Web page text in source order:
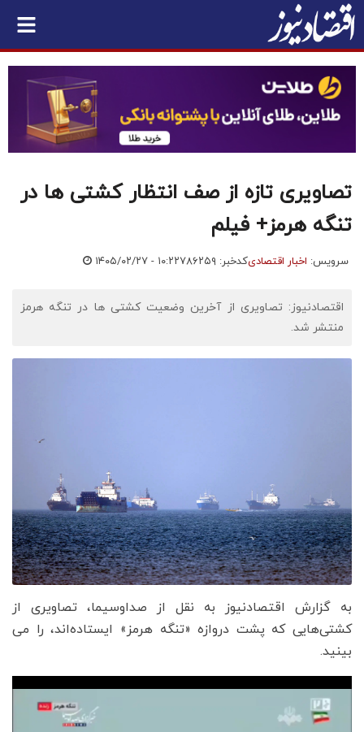
تصاویری تازه از صف انتظار کشتی ها در
تنگه هرمز+ فیلم
سرویس: اخبار اقتصادیکدخبر: ۷۸۶۲۵۹ ۱۴۰۵/۰۲/۲۷ - ۱۰:۲۲
اقتصادنیوز: تصاویری از آخرین وضعیت کشتی ها در تنگه هرمز
منتشر شد.
به گزارش اقتصادنیوز به نقل از صداوسیما، تصاویری از
کشتی‌هایی که پشت دروازه‌ «تنگه هرمز» ایستاده‌اند، را می
بینید.